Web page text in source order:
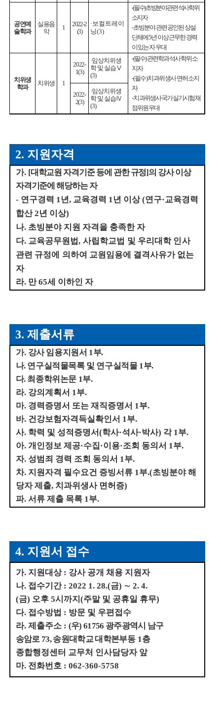
공연예
술학과
실용음
악
1
2022-2
(3)
·보컬트레이
닝(3)
- (필수)초빙분야 관련 석사학위
소지자
-초빙분야 관련 공인된 상설
단체에5년 이상 근무한 경력
이 있는 자 우대
치위생
학과
치위생 1
2022-
1(3)
·임상치위생
학 및 실습Ⅴ
(3)
- (필수)관련학과 석사학위 소
지자
- (필수)치과위생사 면허소지
자
-치과위생사 국가실기시험 채
점위원 우대
2022-
2(3)
·임상치위생
학 및 실습Ⅳ
(3)
2. 지원자격
가. [대학교원 자격기준 등에 관한 규정]의 강사 이상
자격기준에 해당하는 자
- 연구경력 1년, 교육경력 1년 이상(연구·교육경력
합산2년 이상)
나. 초빙분야 지원 자격을 충족한 자
다. 교육공무원법, 사립학교법 및 우리대학 인사
관련 규정에 의하여 교원임용에 결격사유가 없는
자
라. 만65세 이하인 자
3. 제출서류
가. 강사 임용지원서 1부.
나. 연구실적물목록 및 연구실적물 1부.
다. 최종학위논문 1부.
라. 강의계획서 1부.
마. 경력증명서 또는 재직증명서 1부.
바. 건강보험자격득실확인서 1부.
사. 학력 및 성적증명서 (학사·석사·박사) 각 1부.
아. 개인정보 제공·수집·이용·조회 동의서 1부.
자. 성범죄 경력 조회 동의서 1부.
차. 지원자격 필수요건 증빙서류 1부.(초빙분야 해
당자 제출, 치과위생사 면허증)
파. 서류 제출 목록 1부.
4. 지원서 접수
가. 지원대상 : 강사 공개 채용 지원자
나. 접수기간 : 2022 1. 28.(금) ∼ 2. 4.
(금) 오후 5시까지 (주말 및 공휴일 휴무)
다. 접수방법 : 방문 및 우편접수
라. 제출주소 : (우) 61756 광주광역시 남구
송암로 73,송원대학교 대학본부동 1층
종합행정센터 교무처 인사담당자 앞
마. 전화번호 : 062-360-5758